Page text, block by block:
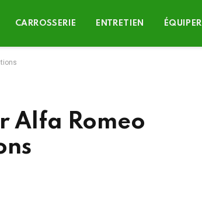
CARROSSERIE ENTRETIEN ÉQUIPER
Alfa Romeo